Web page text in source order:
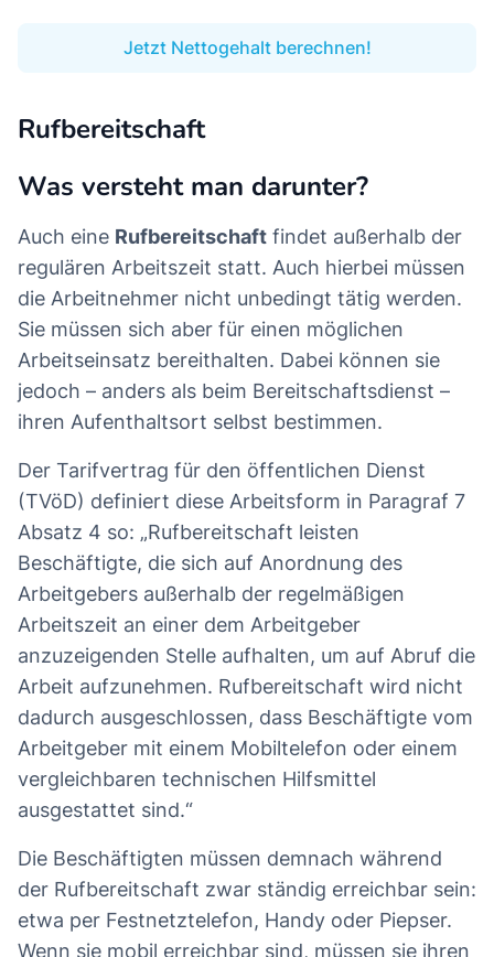
Jetzt Nettogehalt berechnen!
Rufbereitschaft
Was versteht man darunter?
Auch eine Rufbereitschaft findet außerhalb der
regulären Arbeitszeit statt. Auch hierbei müssen
die Arbeitnehmer nicht unbedingt tätig werden.
Sie müssen sich aber für einen möglichen
Arbeitseinsatz bereithalten. Dabei können sie
jedoch – anders als beim Bereitschaftsdienst –
ihren Aufenthaltsort selbst bestimmen.
Der Tarifvertrag für den öffentlichen Dienst
(TVöD) definiert diese Arbeitsform in Paragraf 7
Absatz 4 so: „Rufbereitschaft leisten
Beschäftigte, die sich auf Anordnung des
Arbeitgebers außerhalb der regelmäßigen
Arbeitszeit an einer dem Arbeitgeber
anzuzeigenden Stelle aufhalten, um auf Abruf die
Arbeit aufzunehmen. Rufbereitschaft wird nicht
dadurch ausgeschlossen, dass Beschäftigte vom
Arbeitgeber mit einem Mobiltelefon oder einem
vergleichbaren technischen Hilfsmittel
ausgestattet sind.“
Die Beschäftigten müssen demnach während
der Rufbereitschaft zwar ständig erreichbar sein:
etwa per Festnetztelefon, Handy oder Piepser.
Wenn sie mobil erreichbar sind, müssen sie ihren